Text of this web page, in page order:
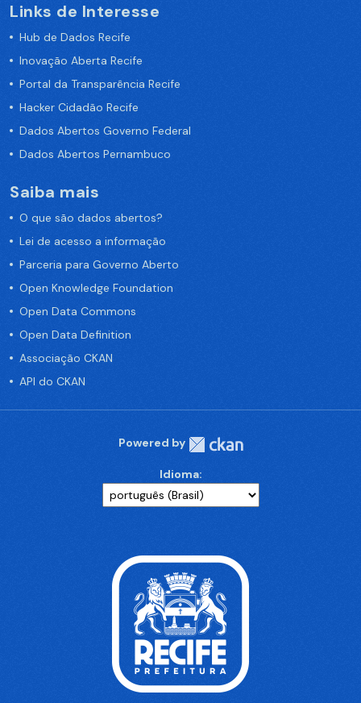
Links de Interesse
Hub de Dados Recife
Inovação Aberta Recife
Portal da Transparência Recife
Hacker Cidadão Recife
Dados Abertos Governo Federal
Dados Abertos Pernambuco
Saiba mais
O que são dados abertos?
Lei de acesso a informação
Parceria para Governo Aberto
Open Knowledge Foundation
Open Data Commons
Open Data Definition
Associação CKAN
API do CKAN
Powered by
Idioma